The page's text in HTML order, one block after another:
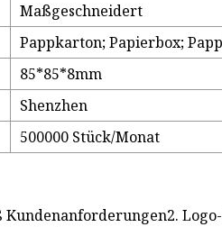
Maßgeschneidert
Pappkarton; Papierbox;
85*85*8mm
Shenzhen
500000 Stück/Monat